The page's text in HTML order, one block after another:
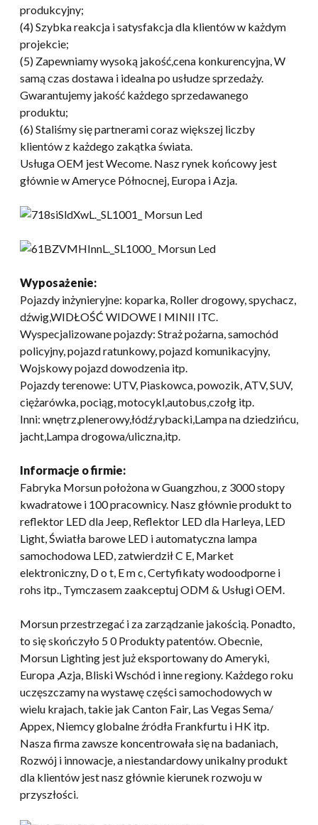
produkcyjny;
(4) Szybka reakcja i satysfakcja dla klientów w każdym
projekcie;
(5) Zapewniamy wysoką jakość,cena konkurencyjna, W
samą czas dostawa i idealna po usłudze sprzedaży.
Gwarantujemy jakość każdego sprzedawanego
produktu;
(6) Staliśmy się partnerami coraz większej liczby
klientów z każdego zakątka świata.
Usługa OEM jest Wecome. Nasz rynek końcowy jest
głównie w Ameryce Północnej, Europa i Azja.
Wyposażenie:
Pojazdy inżynieryjne: koparka, Roller drogowy, spychacz,
dźwig,WIDŁOŚĆ WIDOWE I MINII ITC.
Wyspecjalizowane pojazdy: Straż pożarna, samochód
policyjny, pojazd ratunkowy, pojazd komunikacyjny,
Wojskowy pojazd dowodzenia itp.
Pojazdy terenowe: UTV, Piaskowca, powozik, ATV, SUV,
ciężarówka, pociąg, motocykl,autobus,czołg itp.
Inni: wnętrz,plenerowy,łódź,rybacki,Lampa na dziedzińcu,
jacht,Lampa drogowa/uliczna,itp.
Informacje o firmie:
Fabryka Morsun położona w Guangzhou, z 3000 stopy
kwadratowe i 100 pracownicy. Nasz głównie produkt to
reflektor LED dla Jeep, Reflektor LED dla Harleya, LED
Light, Światła barowe LED i automatyczna lampa
samochodowa LED, zatwierdził C E, Market
elektroniczny, D o t, E m c, Certyfikaty wodoodporne i
rohs itp., Tymczasem zaakceptuj ODM & Usługi OEM.
Morsun przestrzegać i za zarządzanie jakością. Ponadto,
to się skończyło 5 0 Produkty patentów. Obecnie,
Morsun Lighting jest już eksportowany do Ameryki,
Europa ,Azja, Bliski Wschód i inne regiony. Każdego roku
uczęszczamy na wystawę części samochodowych w
wielu krajach, takie jak Canton Fair, Las Vegas Sema/
Appex, Niemcy globalne źródła Frankfurtu i HK itp.
Nasza firma zawsze koncentrowała się na badaniach,
Rozwój i innowacje, a niestandardowy unikalny produkt
dla klientów jest nasz głównie kierunek rozwoju w
przyszłości.